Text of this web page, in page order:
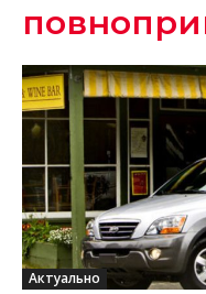
Актуально